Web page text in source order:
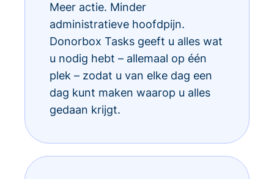
Meer actie. Minder
administratieve hoofdpijn.
Donorbox Tasks geeft u alles wat
u nodig hebt – allemaal op één
plek – zodat u van elke dag een
dag kunt maken waarop u alles
gedaan krijgt.